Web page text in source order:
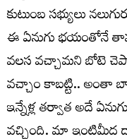
కుటుంబ సభ్యులు
ఈ ఏనుగు భయంతోనే
వలస వచ్చామని బోటె
వచ్చాం కాబట్టి.. అంతా
ఇన్నేళ్ల తర్వాత అదే
వచ్చింది. మా ఇంటిమీద